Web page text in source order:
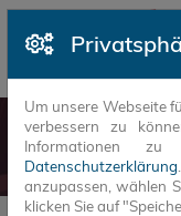
Um unsere Webseite
verbessern zu
Informationen
Datenschutzerklärung
anzupassen, wählen
klicken Sie auf
NEUIGKEITEN